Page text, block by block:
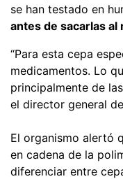
se han testado en
antes de sacarlas al
“Para esta cepa
medicamentos. Lo
principalmente de
el director general
El organismo alertó
en cadena de la
diferenciar entre